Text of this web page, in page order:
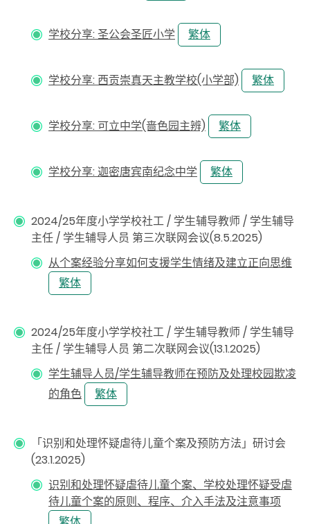
学校分享: 圣公会圣匠小学 繁体
学校分享: 西贡崇真天主教学校(小学部) 繁体
学校分享: 可立中学(啬色园主辨) 繁体
学校分享: 迦密唐宾南纪念中学 繁体
2024/25年度小学学校社工 / 学生辅导教师 / 学生辅导
主任 / 学生辅导人员 第三次联网会议(8.5.2025)
从个案经验分享如何支援学生情绪及建立正向思维
繁体
2024/25年度小学学校社工 / 学生辅导教师 / 学生辅导
主任 / 学生辅导人员 第二次联网会议(13.1.2025)
学生辅导人员/学生辅导教师在预防及处理校园欺凌
的角色
繁体
「识别和处理怀疑虐待儿童个案及预防方法」研讨会
(23.1.2025)
识别和处理怀疑虐待儿童个案、学校处理怀疑受虐
待儿童个案的原则、程序、介入手法及注意事项